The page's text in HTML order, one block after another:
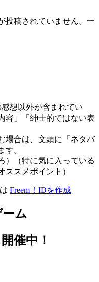
投稿されていません。一
想以外が含まれてい
容」「紳士的ではない表
場合は、文頭に「ネタバ
す。
）（特に気に入っている
ススメポイント）
Freem！IDを作成
ム
催中！